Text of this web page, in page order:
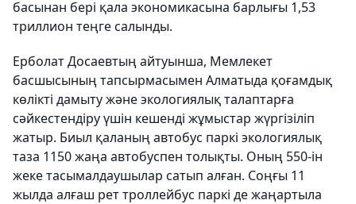
басынан бері қала экономикасына барлығы 1,53
триллион теңге салынды.
Ерболат Досаевтың айтуынша, Мемлекет
басшысының тапсырмасымен Алматыда қоғамдық
көлікті дамыту және экологиялық талаптарға
сәйкестендіру үшін кешенді жұмыстар жүргізіліп
жатыр. Биыл қаланың автобус паркі экологиялық
таза 1150 жаңа автобуспен толықты. Оның 550-ін
жеке тасымалдаушылар сатып алған. Соңғы 11
жылда алғаш рет троллейбус паркі де жаңартыла